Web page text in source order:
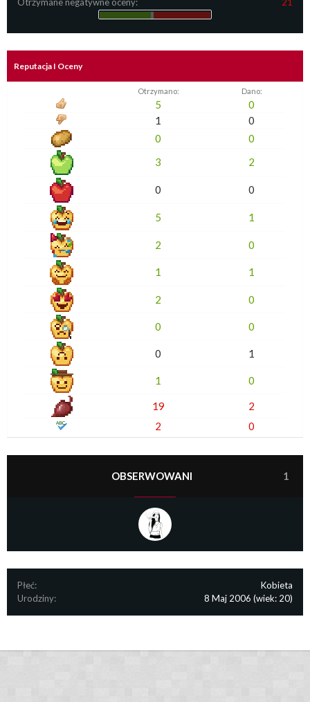
Reputacja I Oceny
Otrzymano: Dano:
5
0
1
0
0
0
3
2
0 0
5 1
2 0
1 1
2 0
0 0
0 1
1 0
19
2
2
0
OBSERWOWANI 1
Płeć:
Kobieta
Urodziny:
8 Maj 2006 (wiek: 20)